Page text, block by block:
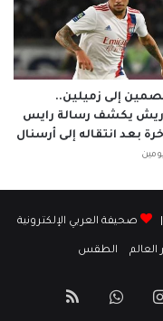
إلى زميلين..
يكشف رسالة رايس
بعد انتقاله إلى أرسنال
صحيفة العربي الإلكترونية
العالم الطقس
انستقرامواتسابملخص